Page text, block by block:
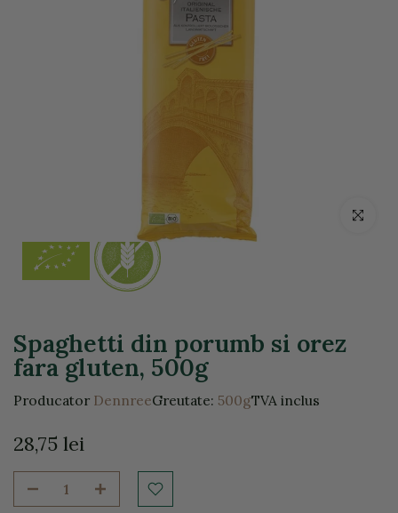
Click
Spaghetti din porumb si orez
fara gluten, 500g
Producator DennreeGreutate: 500gTVA inclus
28,75 lei